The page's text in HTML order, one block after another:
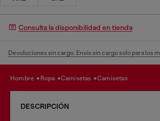
Consulta la disponibilidad en tienda
Devoluciones sin cargo. Envío sin cargo solo para los
hombre ropa camisetas camisetas
DESCRIPCIÓN